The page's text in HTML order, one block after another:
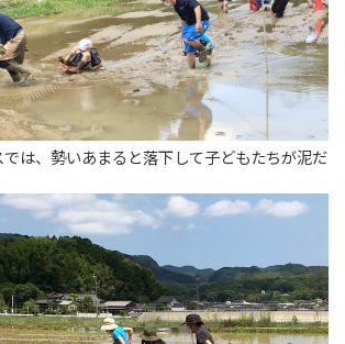
では、勢いあまると落下して子どもたちが泥だ